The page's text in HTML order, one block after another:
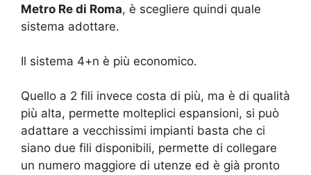
Metro Re di Roma, è scegliere quindi quale
sistema adottare.
Il sistema 4+n è più economico.
Quello a 2 fili invece costa di più, ma è di qualità
più alta, permette molteplici espansioni, si può
adattare a vecchissimi impianti basta che ci
siano due fili disponibili, permette di collegare
un numero maggiore di utenze ed è già pronto